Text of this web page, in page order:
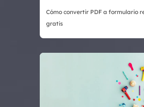
Cómo convertir PDF a formulario
gratis